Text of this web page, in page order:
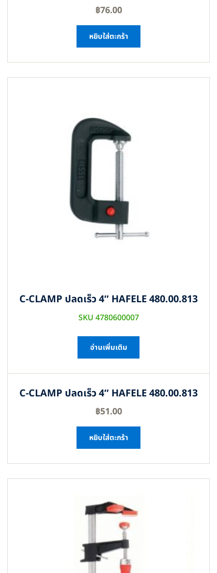
฿76.00
หยิบใส่ตะกร้า
C-CLAMP ปลดเร็ว 4″ HAFELE 480.00.813
SKU 4780600007
อ่านเพิ่มเติม
C-CLAMP ปลดเร็ว 4″ HAFELE 480.00.813
฿51.00
หยิบใส่ตะกร้า